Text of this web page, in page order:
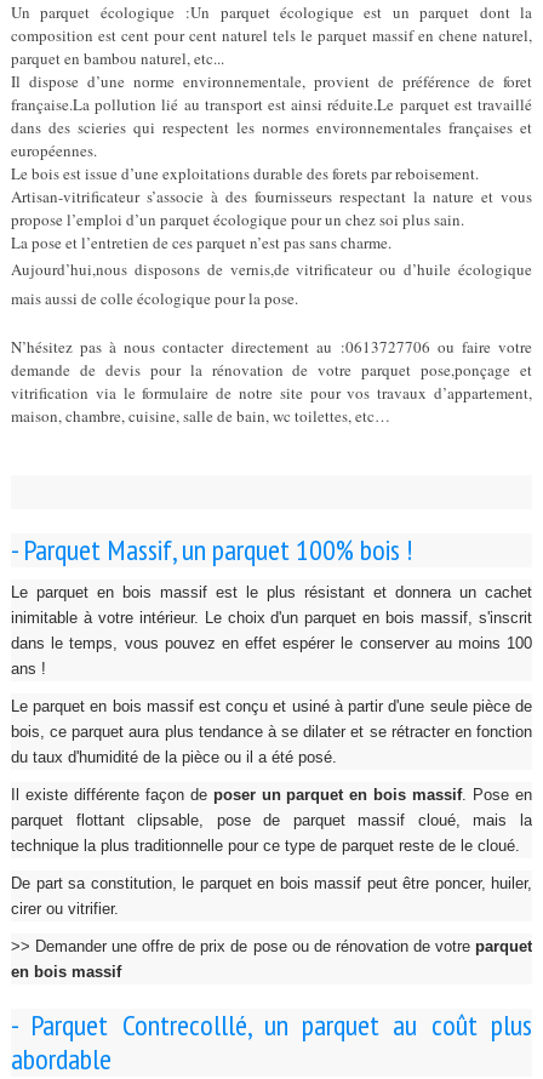
Un parquet écologique :Un parquet écologique est un parquet dont la
composition est cent pour cent naturel tels le parquet massif en chene naturel,
parquet en bambou naturel, etc...
Il dispose d’une norme environnementale, provient de préférence de foret
française.La pollution lié au transport est ainsi réduite.Le parquet est travaillé
dans des scieries qui respectent les normes environnementales françaises et
européennes.
Le bois est issue d’une exploitations durable des forets par reboisement.
Artisan-vitrificateur s’associe à des fournisseurs respectant la nature et vous
propose l’emploi d’un parquet écologique pour un chez soi plus sain.
La pose et l’entretien de ces parquet n’est pas sans charme.
Aujourd’hui,nous disposons de vernis,de vitrificateur ou d’huile écologique
mais aussi de colle écologique pour la pose.
N’hésitez pas à nous contacter directement au :0613727706 ou faire votre
demande de devis pour la rénovation de votre parquet pose,ponçage et
vitrification via le formulaire de notre site pour vos travaux d’appartement,
maison, chambre, cuisine, salle de bain, wc toilettes, etc…
- Parquet Massif, un parquet 100% bois !
Le parquet en bois massif est le plus résistant et donnera un cachet
inimitable à votre intérieur. Le choix d'un parquet en bois massif, s'inscrit
dans le temps, vous pouvez en effet espérer le conserver au moins 100
ans !
Le parquet en bois massif est conçu et usiné à partir d'une seule pièce de
bois, ce parquet aura plus tendance à se dilater et se rétracter en fonction
du taux d'humidité de la pièce ou il a été posé.
Il existe différente façon de poser un parquet en bois massif. Pose en
parquet flottant clipsable, pose de parquet massif cloué, mais la
technique la plus traditionnelle pour ce type de parquet reste de le cloué.
De part sa constitution, le parquet en bois massif peut être poncer, huiler,
cirer ou vitrifier.
>> Demander une offre de prix de pose ou de rénovation de votre parquet
en bois massif
- Parquet Contrecolllé, un parquet au coût plus
abordable